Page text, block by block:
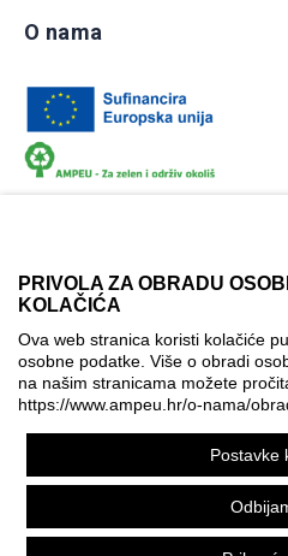
PRIVOLA ZA OBRADU
KOLAČIĆA
Ova web stranica koristi kolačiće
osobne podatke. Više o obradi
na našim stranicama možete
https://www.ampeu.hr/o-nama/
Postavke
O nama
Izjava o pristupačnosti
Politika korištenja kolačića
Ova mrežna stranica je
Europske komisije. Ona izražava
mrežne stranice i Komisija se